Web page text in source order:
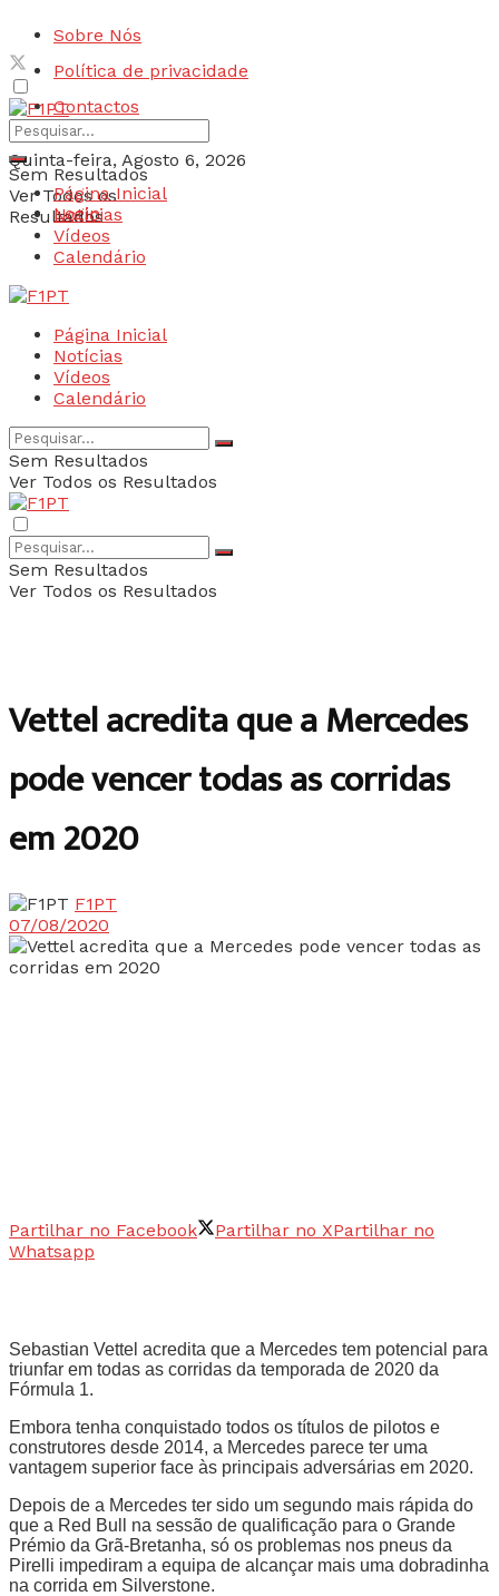
Sobre Nós
Política de privacidade
Contactos
Quinta-feira, Agosto 6, 2026
Login
Sem Resultados
Ver Todos os
Resultados
Página Inicial
Notícias
Vídeos
Calendário
Página Inicial
Notícias
Vídeos
Calendário
Sem Resultados
Ver Todos os Resultados
Sem Resultados
Ver Todos os Resultados
Vettel acredita que a Mercedes
pode vencer todas as corridas
em 2020
F1PT
07/08/2020
Partilhar no Facebook Partilhar no XPartilhar no
Whatsapp
Sebastian Vettel acredita que a Mercedes tem potencial para
triunfar em todas as corridas da temporada de 2020 da
Fórmula 1.
Embora tenha conquistado todos os títulos de pilotos e
construtores desde 2014, a Mercedes parece ter uma
vantagem superior face às principais adversárias em 2020.
Depois de a Mercedes ter sido um segundo mais rápida do
que a Red Bull na sessão de qualificação para o Grande
Prémio da Grã-Bretanha, só os problemas nos pneus da
Pirelli impediram a equipa de alcançar mais uma dobradinha
na corrida em Silverstone.